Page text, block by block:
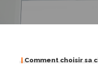
| Comment choisir sa